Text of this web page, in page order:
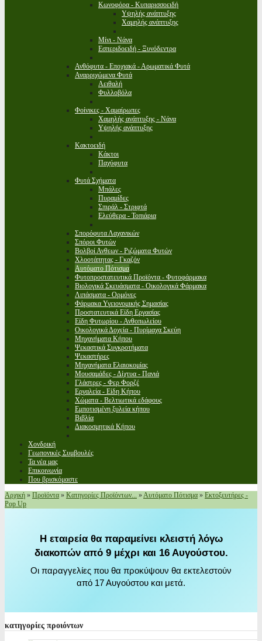
Κωνοφόρα - Κυπαρισσοειδή
Υψηλής ανάπτυξης
Χαμηλής ανάπτυξης
Μίνι - Νάνα
Εσπεριδοειδή - Ξυνόδεντρα
Ανθόφυτα - Εποχιακά - Αρωματικά Φυτά
Αναρριχώμενα Φυτά
Αειθαλή
Φυλλοβόλα
Φοίνικες - Χαμαίρωπες
Χαμηλής ανάπτυξης - Νάνα
Υψηλής ανάπτυξης
Κακτοειδή
Κάκτοι
Παχύφυτα
Φυτά Σχήματα
Μπάλες
Πυραμίδες
Σπιράλ - Στριφτά
Ελεύθερα - Τοπιάρια
Σπορόφυτα Λαχανικών
Σπόροι Φυτών
Βολβοί Ανθεων - Ριζώματα Φυτών
Χλοοτάπητας - Γκαζόν
Αυτόματο Πότισμα
Φυτοπροστατευτικά Προϊόντα - Φυτοφάρμακα
Βιολογικά Σκευάσματα - Οικολογικά Φάρμακα
Λιπάσματα - Ορμόνες
Φάρμακα Υγειονομικής Σημασίας
Προστατευτικά Είδη Εργασίας
Είδη Φυτωρίου - Ανθοπωλείου
Οικολογικά Δοχεία - Πυρίμαχα Σκεύη
Μηχανήματα Κήπου
Ψεκαστικά Συγκροτήματα
Ψεκαστήρες
Μηχανήματα Ελαιοκομίας
Μουσαμάδες - Δίχτυα - Πανιά
Γλάστρες - Φερ Φορζέ
Εργαλεία - Είδη Κήπου
Χώματα - Βελτιωτικά εδάφους
Εμποτισμένη ξυλεία κήπου
Βιβλία
Διακοσμητικά Κήπου
Χονδρική
Γεωπονικές Συμβουλές
Τα νέα μας
Επικοινωνία
Που βρισκόμαστε
Αρχική » Προϊόντα » Κατηγορίες Προϊόντων... »Αυτόματο Πότισμα » Εκτοξευτήρες -
Pop Up
Η εταιρεία θα παραμείνει κλειστή λόγω
διακοπών από 9 μέχρι και 16 Αυγούστου.
Οι παραγγελίες που θα προκύψουν θα εκτελεστούν
από 17 Αυγούστου και μετά.
κατηγορίες προιόντων